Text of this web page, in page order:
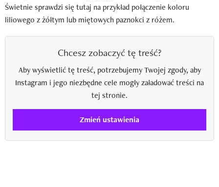
Świetnie sprawdzi się tutaj na przykład połączenie koloru
liliowego z żółtym lub miętowych paznokci z różem.
Chcesz zobaczyć tę treść?
Aby wyświetlić tę treść, potrzebujemy Twojej zgody, aby
Instagram i jego niezbędne cele mogły załadować treści na
tej stronie.
Zmień ustawienia